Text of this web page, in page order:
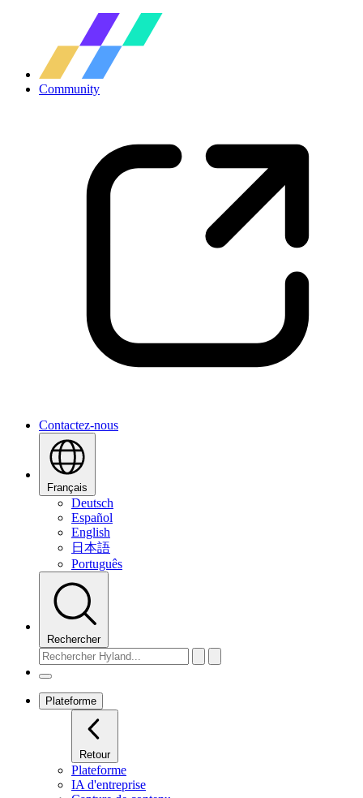
Community
Contactez-nous
Français
Deutsch
Español
English
日本語
Português
Rechercher
Plateforme
Retour
Plateforme
IA d'entreprise